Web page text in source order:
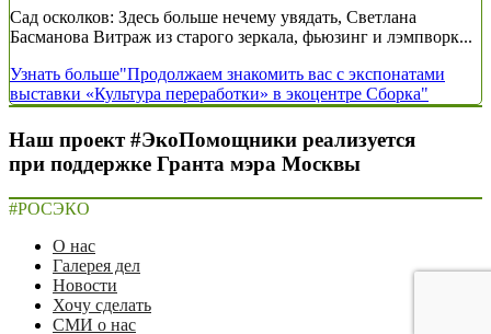
Сад осколков: Здесь больше нечему увядать, Светлана
Басманова Витраж из старого зеркала, фьюзинг и лэмпворк...
Узнать больше"Продолжаем знакомить вас с экспонатами
выставки «Культура переработки» в экоцентре Сборка"
Наш проект #ЭкоПомощники реализуется
при поддержке Гранта мэра Москвы
#РОСЭКО
О нас
Галерея дел
Новости
Хочу сделать
СМИ о нас